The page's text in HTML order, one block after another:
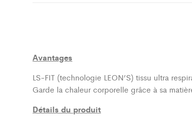
Avantages
LS-FIT (technologie LEON’S)tissu ultra
Garde la chaleur corporelle grâce à sa
Détails du produit